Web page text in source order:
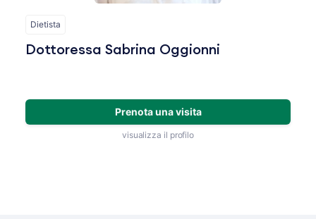
Dietista
Dottoressa Sabrina Oggionni
Prenota una visita
visualizza il profilo